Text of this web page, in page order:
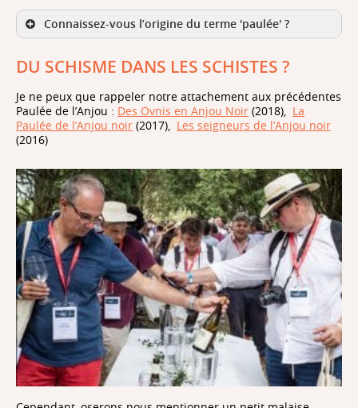
Connaissez-vous l’origine du terme 'paulée' ?
DU SCHISME DANS LES SCHISTES ?
Je ne peux que rappeler notre attachement aux précédentes
Paulée de l’Anjou : Des Ovnis en Anjou Noir (2018), La
Paulée de l’Anjou noir (2017), Les seigneurs de l’Anjou noir
(2016)